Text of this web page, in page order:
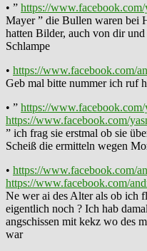
• ” https://www.facebook.com/
Mayer ” die Bullen waren bei
hatten Bilder, auch von dir
Schlampe
• https://www.facebook.com/
Geb mal bitte nummer ich ruf
• ” https://www.facebook.com/
https://www.facebook.com/
” ich frag sie erstmal ob sie
Scheiß die ermitteln wegen
• https://www.facebook.com/
https://www.facebook.com/
Ne wer ai des Alter als ob ich
eigentlich noch ? Ich hab
angschissen mit kekz wo des
war